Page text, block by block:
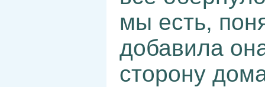
мы есть,
добавила
сторону